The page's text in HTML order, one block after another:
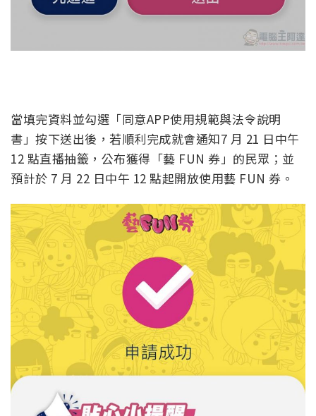
當填完資料並勾選「同意APP使用規範與法令說明
書」按下送出後，若順利完成就會通知7 月 21 日中午
12 點直播抽籤，公布獲得「藝 FUN 券」的民眾；並
預計於 7 月 22 日中午 12 點起開放使用藝 FUN 券。